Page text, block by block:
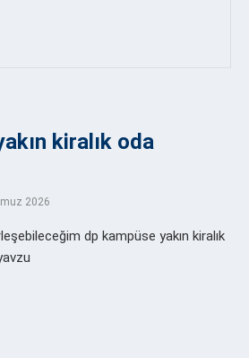
kiralık oda
2026
dp kampüse yakın kiralık